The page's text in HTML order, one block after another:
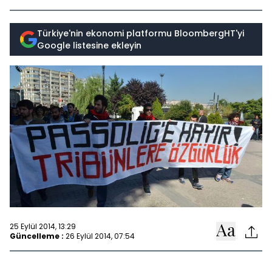
Türkiye'nin ekonomi platformu BloombergHT'yi
Google listesine ekleyin
25 Eylül 2014, 13:29
Güncelleme : 26 Eylül 2014, 07:54